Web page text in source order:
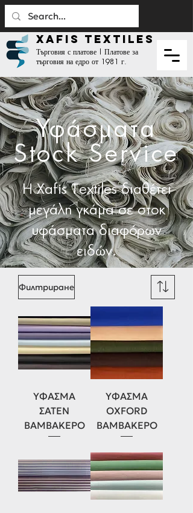
XAFIS TEXTILES
Търговия с платове | Платове за
търговия на едро от 1981 г.
Υφάσματα
Stock Service
Η Xafis Textiles διαθέτει
μεγάλη γκάμα σε στοκ
υφάσματα διαφόρων
ειδών.
Филтриране
ΥΦΑΣΜΑ
ΣΑΤΕΝ
ΒΑΜΒΑΚΕΡΟ
ΥΦΑΣΜΑ
OXFORD
ΒΑΜΒΑΚΕΡΟ